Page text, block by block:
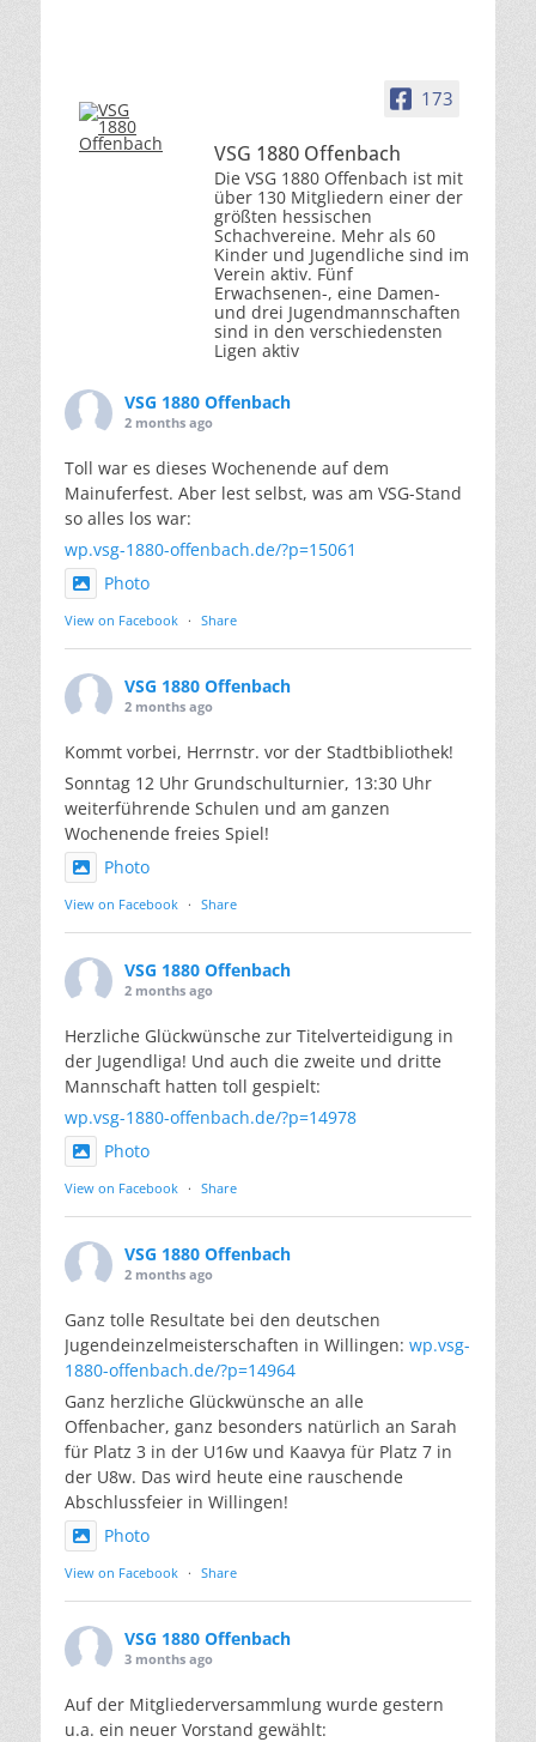
173
VSG 1880 Offenbach
Die VSG 1880 Offenbach ist mit
über 130 Mitgliedern einer der
größten hessischen
Schachvereine. Mehr als 60
Kinder und Jugendliche sind im
Verein aktiv. Fünf
Erwachsenen-, eine Damen-
und drei Jugendmannschaften
sind in den verschiedensten
Ligen aktiv
VSG 1880 Offenbach
2 months ago
Toll war es dieses Wochenende auf dem
Mainuferfest. Aber lest selbst, was am VSG-Stand
so alles los war:
wp.vsg-1880-offenbach.de/?p=15061
Photo
View on Facebook · Share
VSG 1880 Offenbach
2 months ago
Kommt vorbei, Herrnstr. vor der Stadtbibliothek!
Sonntag 12 Uhr Grundschulturnier, 13:30 Uhr
weiterführende Schulen und am ganzen
Wochenende freies Spiel!
Photo
View on Facebook · Share
VSG 1880 Offenbach
2 months ago
Herzliche Glückwünsche zur Titelverteidigung in
der Jugendliga! Und auch die zweite und dritte
Mannschaft hatten toll gespielt:
wp.vsg-1880-offenbach.de/?p=14978
Photo
View on Facebook · Share
VSG 1880 Offenbach
2 months ago
Ganz tolle Resultate bei den deutschen
Jugendeinzelmeisterschaften in Willingen: wp.vsg-
1880-offenbach.de/?p=14964
Ganz herzliche Glückwünsche an alle
Offenbacher, ganz besonders natürlich an Sarah
für Platz 3 in der U16w und Kaavya für Platz 7 in
der U8w. Das wird heute eine rauschende
Abschlussfeier in Willingen!
Photo
View on Facebook · Share
VSG 1880 Offenbach
3 months ago
Auf der Mitgliederversammlung wurde gestern
u.a. ein neuer Vorstand gewählt: